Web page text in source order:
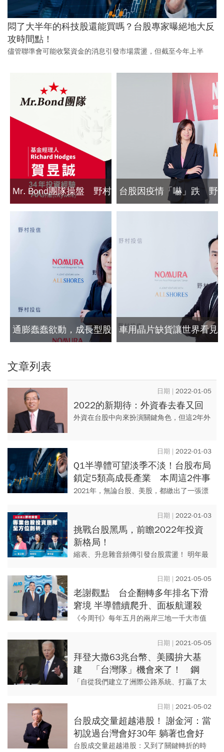
悶了大半年的科技股還能買嗎？台股專家曝絕地大反
攻時間點！
儘管聯準會可能收緊資金的消息引發市場震盪，但截至今年上半
指數報酬累積漲幅604%，領先全球主要市場。
Mr. Bond團隊操盤 野村 台股因疫情「嚇」跌 野
能再創高
通膨蠢蠢欲動，成長型股 車用晶片缺貨讓世界看見
文章列表
2022-01-05
2022的新期待：外資春去春又回
外資在台股中向來扮演關鍵角色，但這2年外
2022-01-03
Q1半導體可望淡季不淡！台股布局
鎖定5類高成長產業 本周這2件事
將牽動股市走勢
2021年，無論台股、美股，都繳出了一張漂
漲幅23.7%，創史上第3大漲點；標普500指
數全年...
2022-01-03
挑戰台股黑馬，前瞻2022年投資
新格局！
縮表、升息雜音頻傳引發台股震盪！ 明年最
隊帶您掌握台股大趨勢， 前瞻2022年投資新
格局
2021-05-05
老謝觀點 台企翻轉多年排名下滑
窘境 半導體續爬升、面板航運殺
出 中港資金外逃下台股崛起記
《今周刊》每年五月的兩岸三地一千大市值
家數增加，不少企業排名也都大躍升。2021-05-05
拜登大撒63兆台幣、美國拚大基
建 「台灣隊」機會來了！ 鋼
鐵、網通、儲能、電動車最受惠
「自從我們建立了洲際公路系統、打贏了太
畫，直到現在……。這是二戰以來美國最大
的一筆投資！」美國總統拜登（...
2021-05-02
台股成交量超越港股！ 謝金河：當
初說過台灣會好30年 躺著也會好
台股成交量超越港股：又到了關鍵轉折的時